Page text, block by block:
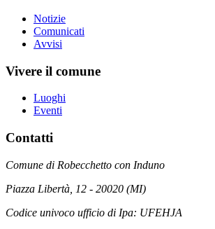
Notizie
Comunicati
Avvisi
Vivere il comune
Luoghi
Eventi
Contatti
Comune di Robecchetto con Induno
Piazza Libertà, 12 - 20020 (MI)
Codice univoco ufficio di Ipa: UFEHJA